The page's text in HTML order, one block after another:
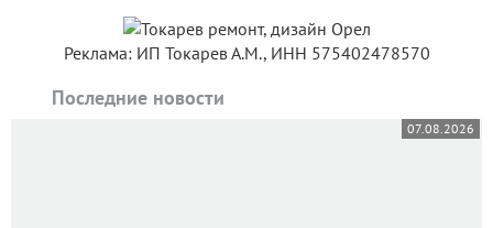
Реклама: ИП Токарев А.М., ИНН 575402478570
Последние новости
07.08.2026